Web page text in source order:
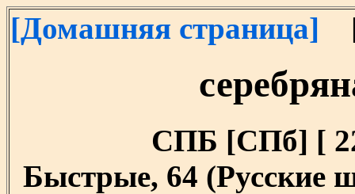
[Домашняя страница]
СПБ [СПб] [
Быстрые, 64 (Русские